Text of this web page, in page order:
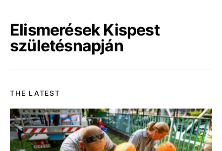
Elismerések Kispest
születésnapján
THE LATEST